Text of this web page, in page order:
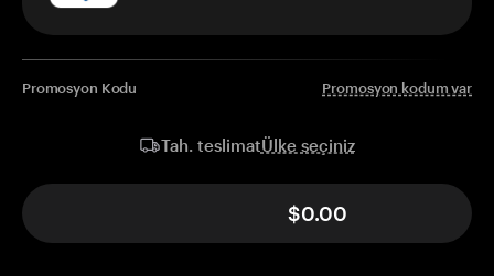
Promosyon Kodu Promosyon kodum var
Tah. teslimatÜlke seçiniz
$0.00